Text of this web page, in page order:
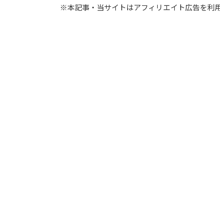
※本記事・当サイトはアフィリエイト広告を利